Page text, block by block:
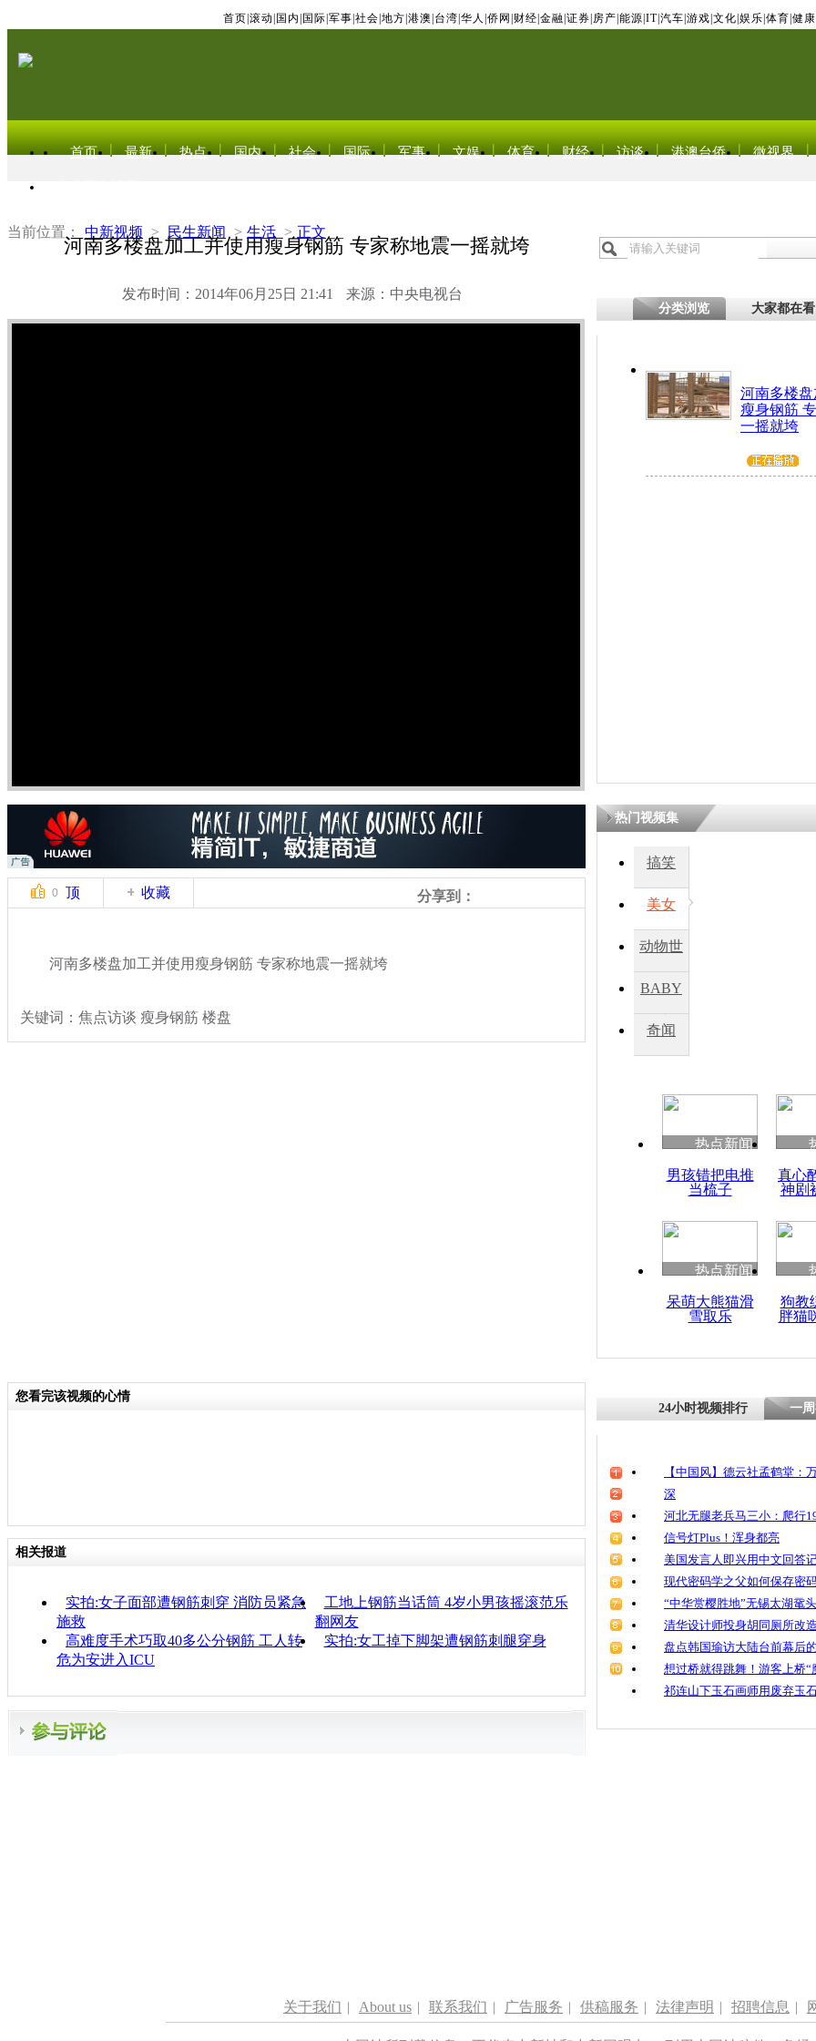
首页 滚动 国内 国际 军事 社会 地方 港澳 台湾 华人 侨网 财经 金融 证券 房产 能源 IT| 汽车 游戏 文化 娱乐 体育 健康
首页 最新 热点 国内 社会 国际 军事 文娱 体育 财经 访谈 港澳台侨 微视界
当前位置： 中新视频 > 民生新闻 > 生活 > 正文
河南多楼盘加工并使用瘦身钢筋 专家称地震一摇就垮
发布时间：2014年06月25日 21:41 来源：中央电视台
分类浏览 大家都在看
河南多楼盘
瘦身钢筋
一摇就垮
0 顶 收藏 分享到：
河南多楼盘加工并使用瘦身钢筋 专家称地震一摇就垮
关键词：焦点访谈 瘦身钢筋 楼盘
热门视频集
搞笑
美女
动物世
BABY
秀
奇闻
热点新闻
男孩错把电推
当梳子
真心
神剧
热点新闻
呆萌大熊猫滑
雪取乐
狗教
胖猫
您看完该视频的心情
相关报道
实拍:女子面部遭钢筋刺穿 消防员紧急
施救
工地上钢筋当话筒 4岁小男孩摇滚范乐
翻网友
高难度手术巧取40多公分钢筋 工人转
危为安进入ICU
实拍:女工掉下脚架遭钢筋刺腿穿身
24小时视频排行 一
【中国风】德云社孟鹤堂：
深
河北无腿老兵马三小：爬行
信号灯Plus！浑身都亮
美国发言人即兴用中文回答
现代密码学之父如何保存密
“中华赏樱胜地”无锡太湖鼋
清华设计师投身胡同厕所改
盘点韩国瑜访大陆台前幕后
想过桥就得跳舞！游客上桥“
祁连山下玉石画师用废弃玉
关于我们 | About us | 联系我们 | 广告服务 | 供稿服务 | 法律声明 | 招聘信息 |